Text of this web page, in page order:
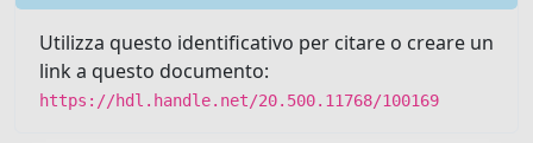
Utilizza questo identificativo per citare o creare un
link a questo documento:
https://hdl.handle.net/20.500.11768/100169